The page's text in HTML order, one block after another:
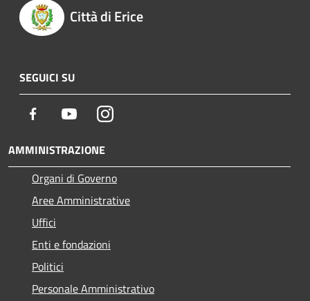
Città di Erice
SEGUICI SU
Facebook YoutubeInstagram
AMMINISTRAZIONE
Organi di Governo
Aree Amministrative
Uffici
Enti e fondazioni
Politici
Personale Amministrativo